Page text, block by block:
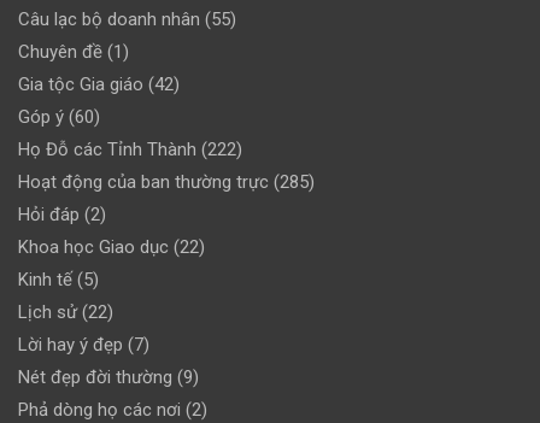
Câu lạc bộ doanh nhân (55)
Chuyên đề (1)
Gia tộc Gia giáo (42)
Góp ý (60)
Họ Đỗ các Tỉnh Thành (222)
Hoạt động của ban thường trực (285)
Hỏi đáp (2)
Khoa học Giao dục (22)
Kinh tế(5)
Lịch sử(22)
Lời hay ý đẹp (7)
Nét đẹp đời thường (9)
Phả dòng họ các nơi (2)